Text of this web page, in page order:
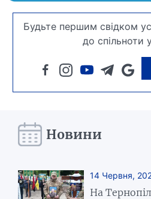
Будьте першим свідком
до спільноти
Новини
14 Червня,
На